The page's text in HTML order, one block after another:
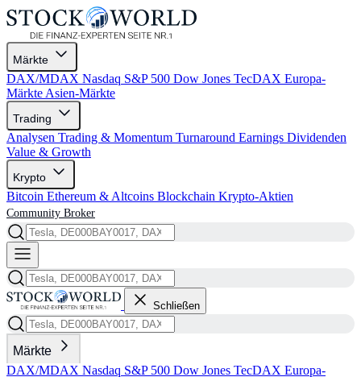
Märkte
DAX/MDAX Nasdaq S&P 500 Dow Jones TecDAX Europa-
Märkte Asien-Märkte
Trading
Analysen Trading & Momentum Turnaround Earnings Dividenden
Value & Growth
Krypto
Bitcoin Ethereum & Altcoins Blockchain Krypto-Aktien
Community Broker
Schließen
Märkte
DAX/MDAX Nasdaq S&P 500 Dow Jones TecDAX Europa-